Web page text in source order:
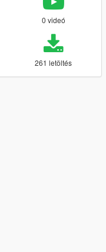
0 videó
261 letöltés